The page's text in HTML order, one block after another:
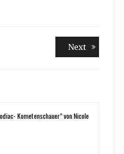
NextNext
Kometenschauer” von Nicole